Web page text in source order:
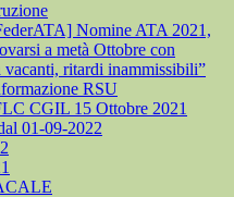
Nomine ATA 2021,
a metà Ottobre con
ritardi inammissibili”
RSU
CGIL 15 Ottobre 2021
01-09-2022